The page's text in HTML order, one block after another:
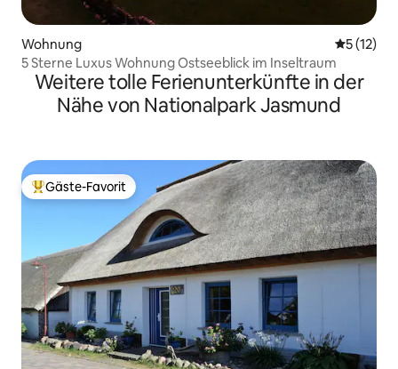
Wohnung
5 (12)
5 Sterne Luxus Wohnung Ostseeblick im Inseltraum
Weitere tolle Ferienunterkünfte in der
Nähe von Nationalpark Jasmund
Beliebter Gäste-Favorit.
Gäste-Favorit